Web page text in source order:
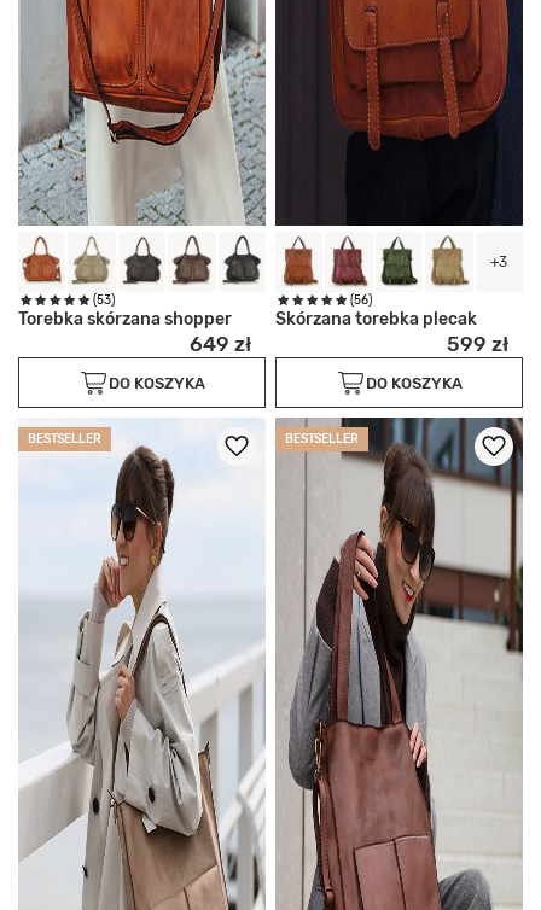
(53)
Torebka skórzana shopper
649 zł
DO KOSZYKA
+3
(56)
Skórzana torebka plecak
599 zł
DO KOSZYKA
BESTSELLER BESTSELLER